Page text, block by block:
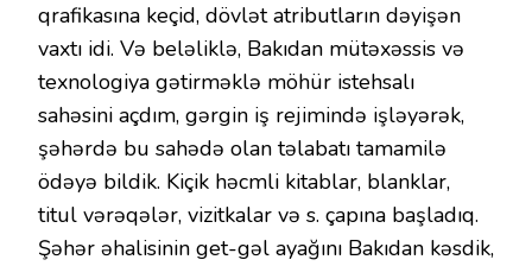
qrafikasına keçid, dövlət atributların dəyişən
vaxtı idi. Və beləliklə, Bakıdan mütəxəssis və
texnologiya gətirməklə möhür istehsalı
sahəsini açdım, gərgin iş rejimində işləyərək,
şəhərdə bu sahədə olan təlabatı tamamilə
ödəyə bildik. Kiçik həcmli kitablar, blanklar,
titul vərəqələr, vizitkalar və s. çapına başladıq.
Şəhər əhalisinin get-gəl ayağını Bakıdan kəsdik,